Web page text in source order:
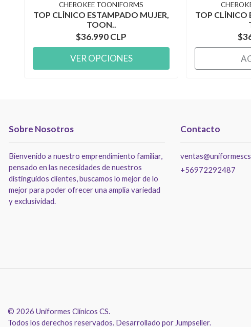
CHEROKEE TOONIFORMS
TOP CLÍNICO ESTAMPADO MUJER,
TOON..
$36.990 CLP
VER OPCIONES
TOP CLÍNICO
Sobre Nosotros
Bienvenido a nuestro emprendimiento familiar,
pensado en las necesidades de nuestros
distinguidos clientes, buscamos lo mejor de lo
mejor para poder ofrecer una amplia variedad
y exclusividad.
Contacto
+56972292487
© 2026 Uniformes Clínicos CS.
Todos los derechos reservados. Desarrollado por Jumpseller.